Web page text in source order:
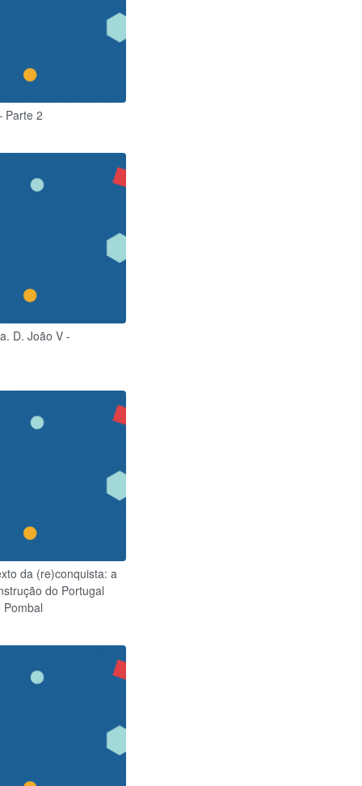
Parte 2
D. João V -
da (re)conquista: a
do Portugal